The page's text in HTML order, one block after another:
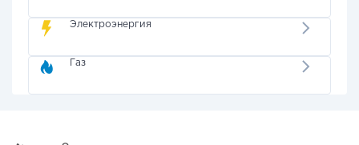
Электроэнергия
Газ